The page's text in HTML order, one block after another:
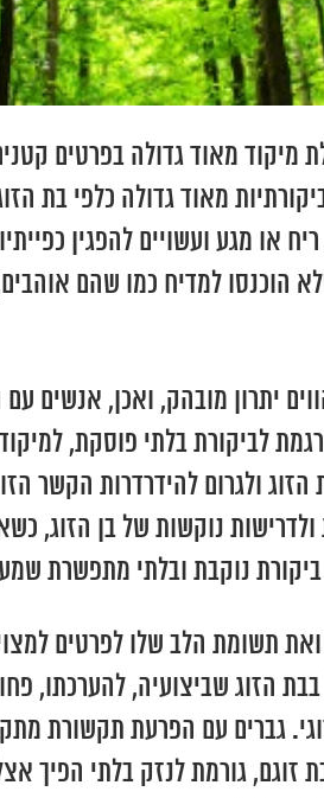
מאוד גדולה בפרטים
מאוד גדולה כלפי בת
או מגע ועשויים להפגין
הוכנסו למדיח כמו שהם
יתרון מובהק, ואכן, אנשים
לביקורת בלתי פוסקת,
ולגרום להידרדרות הקשר
נוקשות של בן הזוג,
נוקבת ובלתי מתפשרת
ואת תשומת הלב שלו לפרטים
הזוג שביצועיה, להערכתו,
גברים עם הפרעת תקשורת
גורמת לנזק בלתי הפיך